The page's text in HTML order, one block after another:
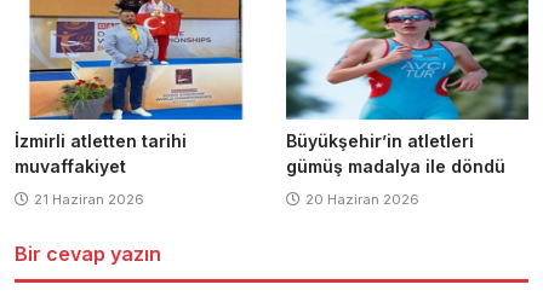
İzmirli atletten tarihi
muvaffakiyet
21 Haziran 2026
Büyükşehir’in atletleri
gümüş madalya ile döndü
20 Haziran 2026
Bir cevap yazın